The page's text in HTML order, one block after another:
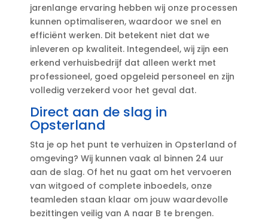
jarenlange ervaring hebben wij onze processen
kunnen optimaliseren, waardoor we snel en
efficiënt werken.​ Dit betekent niet dat we
inleveren op kwaliteit.​ Integendeel, wij zijn een
erkend verhuisbedrijf dat alleen werkt met
professioneel, goed opgeleid personeel en zijn
volledig verzekerd voor het geval dat.​
Direct aan de slag in
Opsterland
Sta je op het punt te verhuizen in Opsterland of
omgeving? Wij kunnen vaak al binnen 24 uur
aan de slag.​ Of het nu gaat om het vervoeren
van witgoed of complete inboedels, onze
teamleden staan klaar om jouw waardevolle
bezittingen veilig van A naar B te brengen.​